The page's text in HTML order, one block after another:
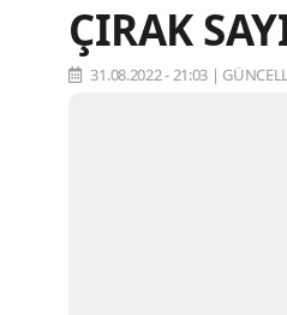
ÇIRAK
31.08.2022 - 21:03 |